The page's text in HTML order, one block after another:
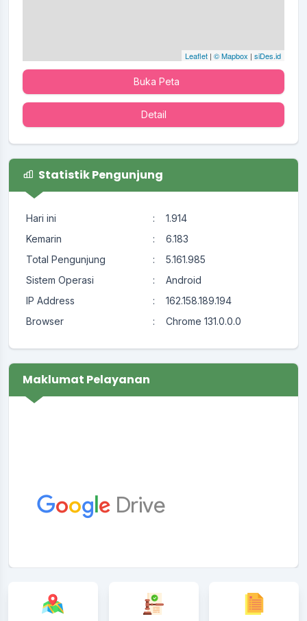
Leaflet | © Mapbox | siDes.id
Buka Peta
Detail
Statistik Pengunjung
Hari ini :
1.914
Kemarin
:
6.183
Total Pengunjung
:
5.161.985
Sistem Operasi
:
Android
IP Address
:
162.158.189.194
Browser
: Chrome 131.0.0.0
Maklumat Pelayanan